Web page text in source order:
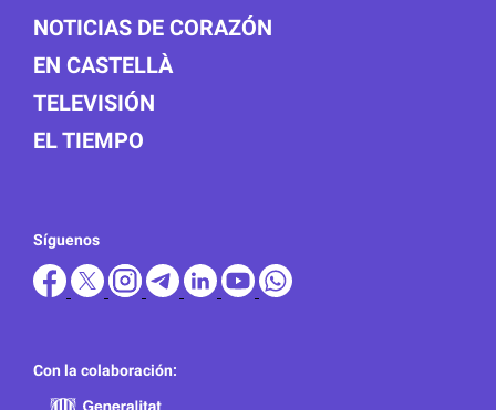
NOTICIAS DE CORAZÓN
EN CASTELLÀ
TELEVISIÓN
EL TIEMPO
Síguenos
Con la colaboración: